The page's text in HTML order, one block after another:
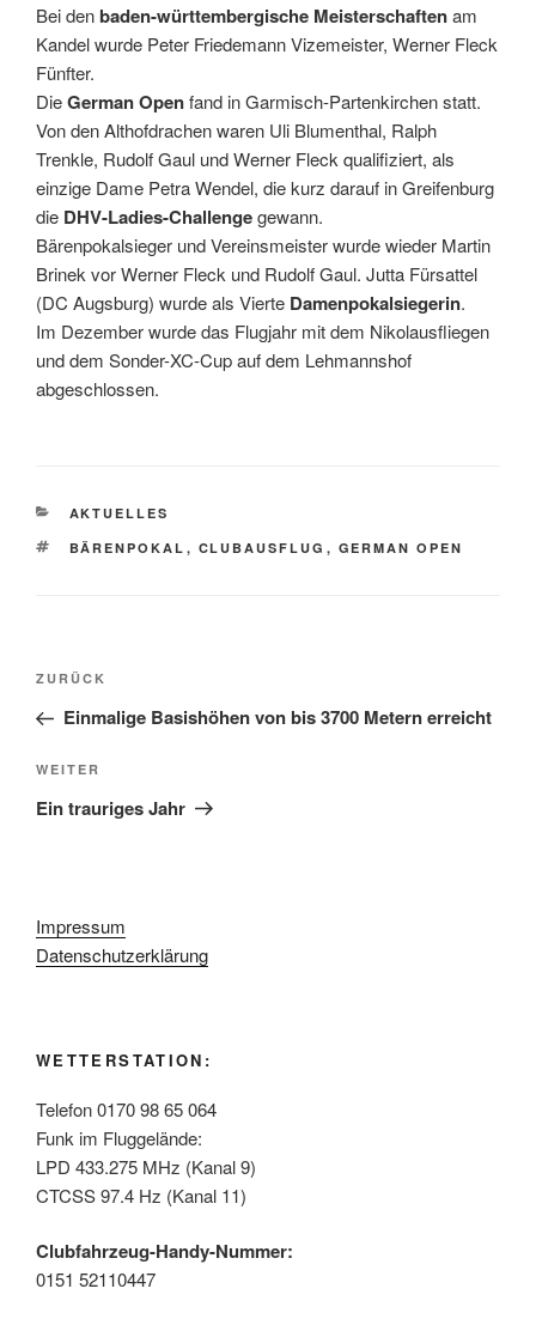
Bei denbaden-württembergische Meisterschaftenam
Kandel wurde Peter Friedemann Vizemeister, Werner Fleck
Fünfter.
DieGerman Openfand in Garmisch-Partenkirchen statt.
Von den Althofdrachen waren Uli Blumenthal, Ralph
Trenkle, Rudolf Gaul und Werner Fleck qualifiziert, als
einzige Dame Petra Wendel, die kurz darauf in Greifenburg
die DHV-Ladies-Challengegewann.
Bärenpokalsieger und Vereinsmeister wurde wieder Martin
Brinek vor Werner Fleck und Rudolf Gaul. Jutta Fürsattel
(DC Augsburg) wurde als Vierte Damenpokalsiegerin.
Im Dezember wurde das Flugjahr mit dem Nikolausfliegen
und dem Sonder-XC-Cup auf dem Lehmannshof
abgeschlossen.
KATEGORIEN
AKTUELLES
SCHLAGWÖRTER
BÄRENPOKAL , CLUBAUSFLUG , GERMAN OPEN
Beitragsnavigation
Vorheriger
Beitrag
ZURÜCK
Einmalige Basishöhen von bis 3700 Metern erreicht
Nächster
Beitrag
WEITER
Ein trauriges Jahr
Impressum
Datenschutzerklärung
WETTERSTATION:
Telefon 0170 98 65 064
Funk im Fluggelände:
LPD 433.275 MHz (Kanal 9)
CTCSS 97.4 Hz (Kanal 11)
Clubfahrzeug-Handy-Nummer:
0151 52110447